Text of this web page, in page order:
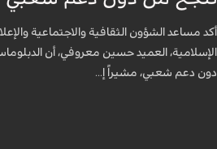
أكد مساعد الشؤون الثقافية والاجتماعية
الإسلامية، العميد حسين معروفي، أن
دون دعم شعبي، مشيراً إ...